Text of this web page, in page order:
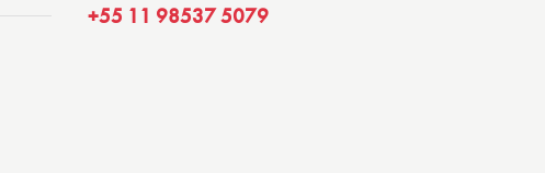
+55 11 98537 5079